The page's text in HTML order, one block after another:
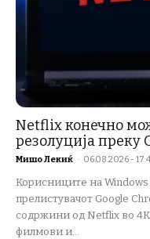
Netflix конечно
резолуција преку
Мишо Лекиќ - 06.08.2026 -
Корисниците на
прелистувачот Google
содржини од Netflix во 4K
филмови и...